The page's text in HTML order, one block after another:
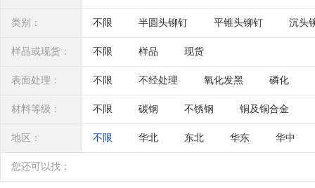
DIN674 DIN7337 DIN7338 ISO1051
类别： 不限 半圆头铆钉 平锥头铆钉 沉头
无头铆钉 标牌铆钉
扁圆头击芯铆钉 沉头击芯铆钉 灯头铆钉
样品或现货： 不限 样品 现货
表面处理： 不限 不经处理 氧化发黑 磷化
材料等级： 不限 碳钢 不锈钢 铜及铜合金
地区： 不限 华北 东北 华东 华中
您还可以找：